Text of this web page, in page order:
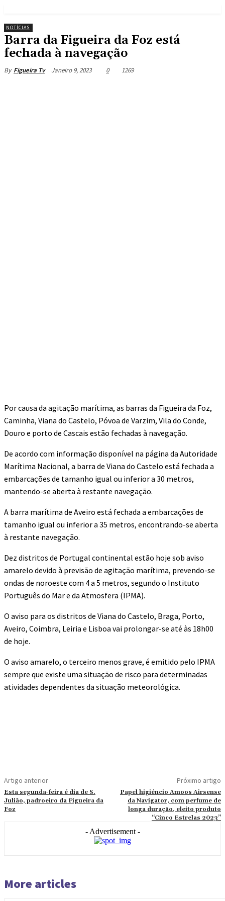
NOTÍCIAS
Barra da Figueira da Foz está
fechada à navegação
By Figueira Tv Janeiro 9, 2023 0 1269
Por causa da agitação marítima, as barras da Figueira da Foz,
Caminha, Viana do Castelo, Póvoa de Varzim, Vila do Conde,
Douro e porto de Cascais estão fechadas à navegação.
De acordo com informação disponível na página da Autoridade
Marítima Nacional, a barra de Viana do Castelo está fechada a
embarcações de tamanho igual ou inferior a 30 metros,
mantendo-se aberta à restante navegação.
A barra marítima de Aveiro está fechada a embarcações de
tamanho igual ou inferior a 35 metros, encontrando-se aberta
à restante navegação.
Dez distritos de Portugal continental estão hoje sob aviso
amarelo devido à previsão de agitação marítima, prevendo-se
ondas de noroeste com 4 a 5 metros, segundo o Instituto
Português do Mar e da Atmosfera (IPMA).
O aviso para os distritos de Viana do Castelo, Braga, Porto,
Aveiro, Coimbra, Leiria e Lisboa vai prolongar-se até às 18h00
de hoje.
O aviso amarelo, o terceiro menos grave, é emitido pelo IPMA
sempre que existe uma situação de risco para determinadas
atividades dependentes da situação meteorológica.
Artigo anterior
Esta segunda-feira é dia de S.
Julião, padroeiro da Figueira da
Foz
Próximo artigo
Papel higiéncio Amoos Airsense
da Navigator, com perfume de
longa duração, eleito produto
“Cinco Estrelas 2023”
- Advertisement -
More articles